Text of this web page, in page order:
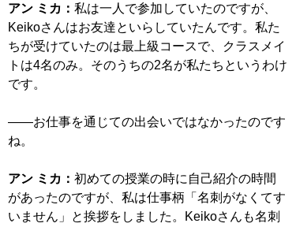
アン ミカ： 私は一人で参加していたのですが、
Keikoさんはお友達といらしていたんです。私た
ちが受けていたのは最上級コースで、クラスメイ
トは4名のみ。そのうちの2名が私たちというわけ
です。
――お仕事を通じての出会いではなかったのです
ね。
アン ミカ： 初めての授業の時に自己紹介の時間
があったのですが、私は仕事柄「名刺がなくてす
いません」と挨拶をしました。Keikoさんも名刺